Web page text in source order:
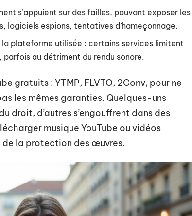
s’appuient sur des failles, pouvant exposer les
logiciels espions, tentatives d’hameçonnage.
plateforme utilisée : certains services limitent
au détriment du rendu sonore.
gratuits : YTMP, FLVTO, 2Conv, pour ne
les mêmes garanties. Quelques-uns
droit, d’autres s’engouffrent dans des
musique YouTube ou vidéos
de la protection des œuvres.